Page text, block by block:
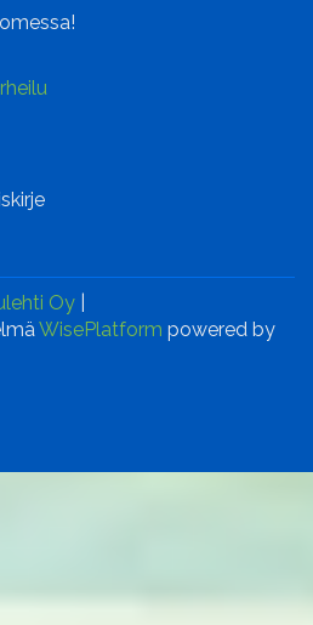
Oy
WisePlatform powered by